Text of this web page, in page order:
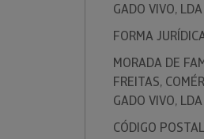
GADO VIVO, LDA
FORMA
MORADA DE
FREITAS,
GADO VIVO, LDA
CÓDIGO POSTAL